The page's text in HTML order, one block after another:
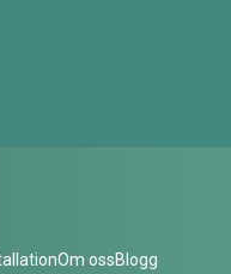
Om ossBlogg